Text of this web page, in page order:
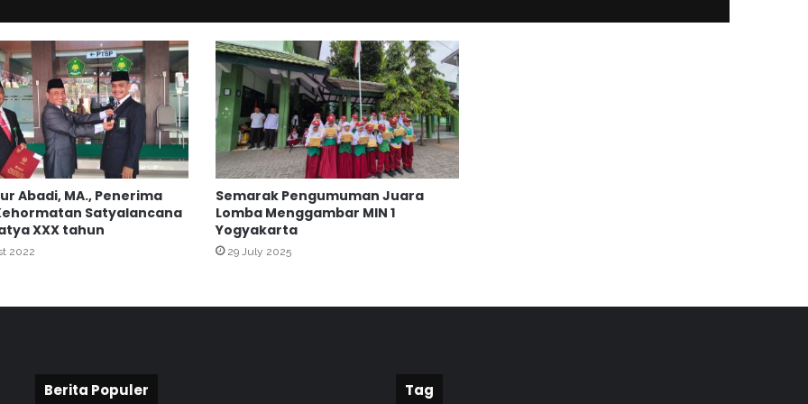
l
u
U
j
i
a
n
M
a
s
Abadi, MA., Penerima
Satyalancana
XXX tahun
2022
Semarak Pengumuman Juara
Lomba Menggambar MIN 1
Yogyakarta
29 July 2025
Berita Populer Tag